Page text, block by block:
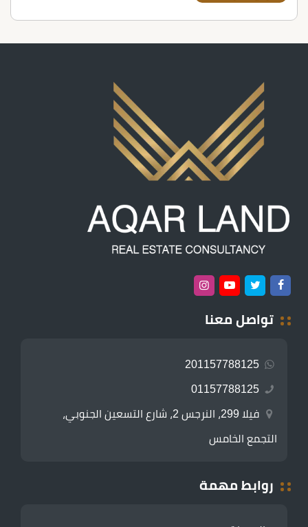
تواصل معنا
201157788125
01157788125
فيلا 299، النرجس 2، شارع التسعين الجنوبي،
التجمع الخامس
روابط مهمة